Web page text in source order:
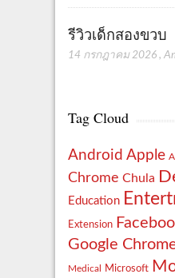
รีวิวเด็กสองขวบ
14 กรกฎาคม 2026 ,
Tag Cloud
Android Apple
Chrome Chula
Education
Extension
Google
Medical Microsoft